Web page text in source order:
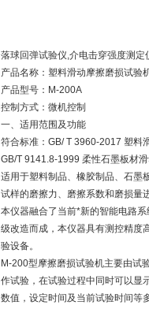
落球回弹试验仪,介电击穿强度测
产品名称：塑料滑动摩擦磨损试验
产品型号：M-200A
控制方式：微机控制
一、适用范围及功能
符合标准：GB/ T 3960-2017 塑料
GB/T 9141.8-1999 柔性石墨板材
适用于塑料制品、橡胶制品、石墨
试样的磨擦力、磨擦系数和磨损量
本仪器融合了当前*新的智能电路
级改造而成，本仪器具有测控精度
验设备。
M-200型摩擦磨损试验机主要由试
作试验，在试验过程中同时可以显
数值，设定时间及当前试验时间等